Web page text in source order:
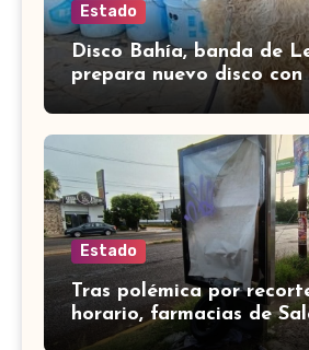
Estado
Disco Bahía, banda de
prepara nuevo disco con
colaboración de Little
Estado
Tras polémica por
horario, farmacias de
retoman servicio nocturno